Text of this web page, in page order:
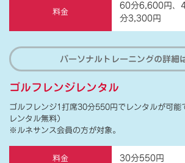
料金
60分6,600円、
分3,300円
パーソナルトレーニングの詳細
ゴルフレンジレンタル
ゴルフレンジ1打席30分550円でレンタルが可能
レンタル無料）
※ルネサンス会員の方が対象。
料金 30分550円